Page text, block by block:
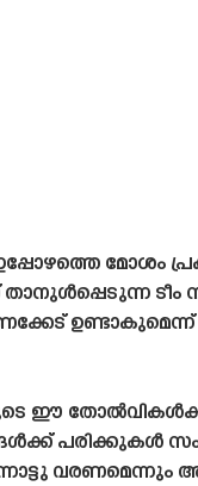
മോശം
ടീം
ഉണ്ടാകുമെന്ന്
ഈ
പരിക്കുകൾ
വരണമെന്നും